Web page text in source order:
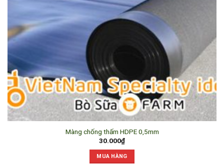
Màng chống thấm HDPE 0,5mm
30.000₫
MUA HÀNG